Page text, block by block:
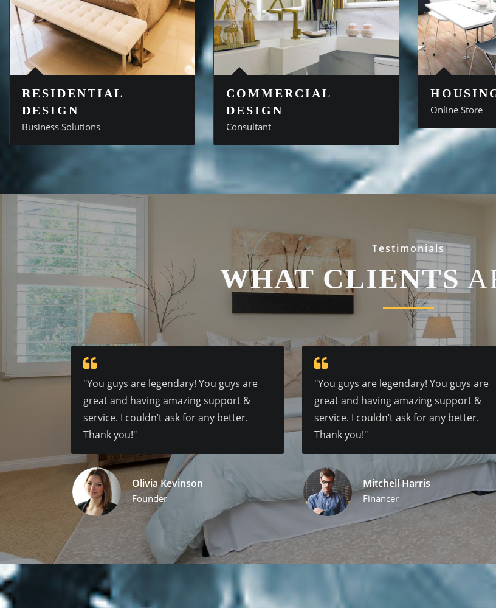
RESIDENTIAL
DESIGN
Business Solutions
COMMERCIAL
DESIGN
Consultant
Online Store
Testimonials
WHAT CLIENTS
"You guys are legendary! You guys are
great and having amazing support &
service. I couldn’t ask for any better.
Thank you!"
Olivia Kevinson
Founder
"You guys are legendary! You guys are
great and having amazing support &
service. I couldn’t ask for any better.
Thank you!"
Mitchell Harris
Financer